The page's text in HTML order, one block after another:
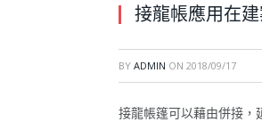
接龍帳應用在
BY ADMIN ON 2018/09/17
接龍帳篷可以藉由併接